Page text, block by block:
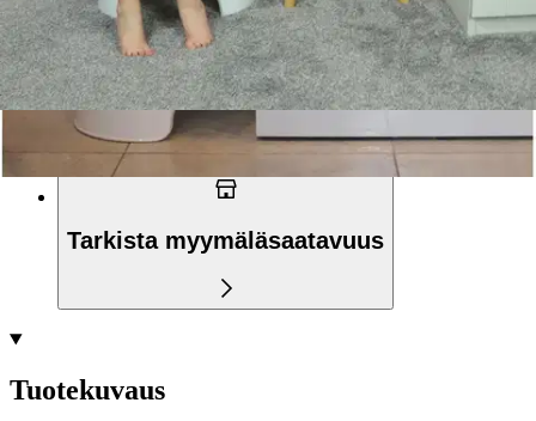
Ilmainen toimitus yli 100 €:n tilauksille
Postin pakettiautomaattiin tai
palvelupisteeseen!
Etu ei koske Suuri‑lisäpalvelulla toimitettavia tuotteita.
Tarkista myymäläsaatavuus
Tuotekuvaus